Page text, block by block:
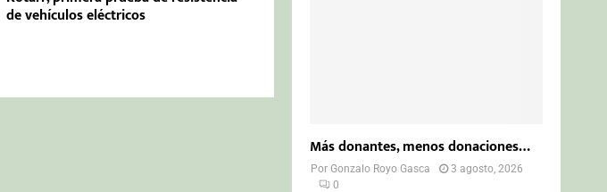
de vehículos eléctricos
Más donantes, menos donaciones…
PorGonzalo Royo Gasca
3 agosto, 2026
0